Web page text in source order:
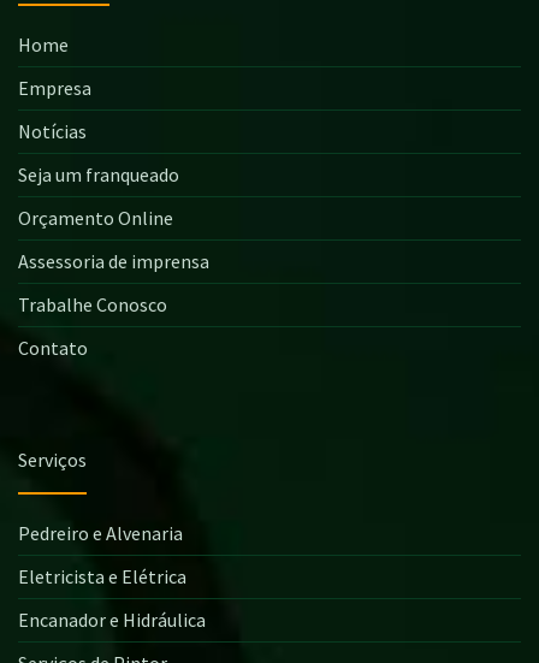
Home
Empresa
Notícias
Seja um franqueado
Orçamento Online
Assessoria de imprensa
Trabalhe Conosco
Contato
Serviços
Pedreiro e Alvenaria
Eletricista e Elétrica
Encanador e Hidráulica